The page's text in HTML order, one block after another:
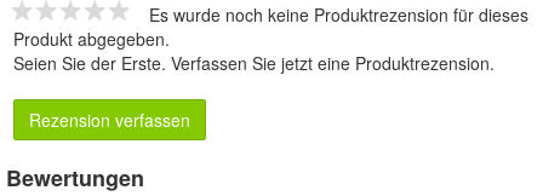
Es wurde noch keine Produktrezension für dieses
Produkt abgegeben.
Seien Sie der Erste. Verfassen Sie jetzt eine Produktrezension.
Rezension verfassen
Bewertungen